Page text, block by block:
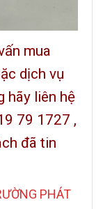
mua
dịch vụ
hãy liên hệ
79 1727 ,
đã tin
PHÁT